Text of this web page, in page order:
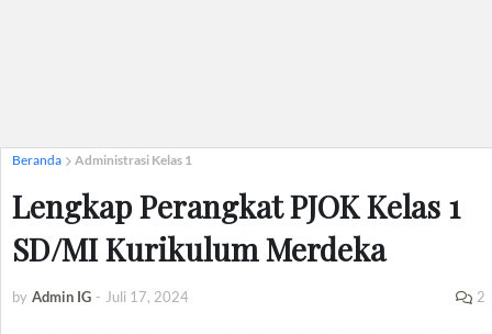
Beranda Administrasi Kelas 1
Lengkap Perangkat PJOK Kelas 1
SD/MI Kurikulum Merdeka
by Admin IG - Juli 17, 2024 2